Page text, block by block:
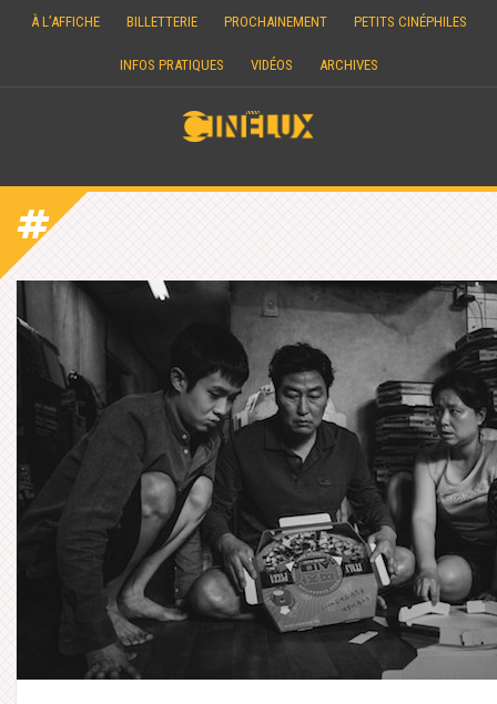
À L’AFFICHE BILLETTERIE PROCHAINEMENT PETITS CINÉPHILES
INFOS PRATIQUES VIDÉOS ARCHIVES